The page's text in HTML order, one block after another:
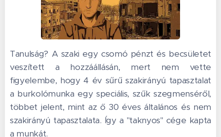
Tanulság? A szaki egy csomó pénzt és becsületet
veszített a hozzáállásán, mert nem vette
figyelembe, hogy 4 év sűrű szakirányú tapasztalat
a burkolómunka egy speciális, szűk szegmenséről,
többet jelent, mint az ő 30 éves általános és nem
szakirányú tapasztalata. Így a "taknyos" cége kapta
a munkát.